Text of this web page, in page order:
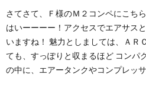
さてさて、Ｆ様のＭ２コンペにこち
はいーーーー！アクセスでエアサス
いますね！ 魅力としましては、ＡＲ
ても、すっぽりと収まるほど コンパ
の中に、エアータンクやコンプレッ